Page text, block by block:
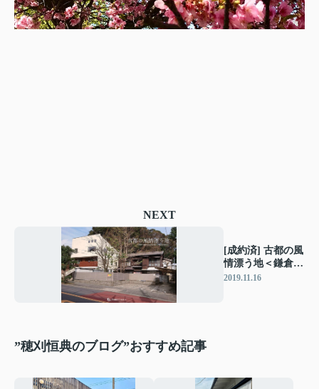
NEXT
[成約済] 古都の風
情漂う地＜鎌倉の
不動産＞
2019.11.16
”穂刈恒典のブログ”おすすめ記事